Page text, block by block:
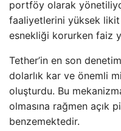
portföy olarak
faaliyetlerini yüksek likit
esnekliği korurken faiz
Tether’in en son
dolarlık kar ve önemli
oluşturdu. Bu
olmasına rağmen açık
benzemektedir.